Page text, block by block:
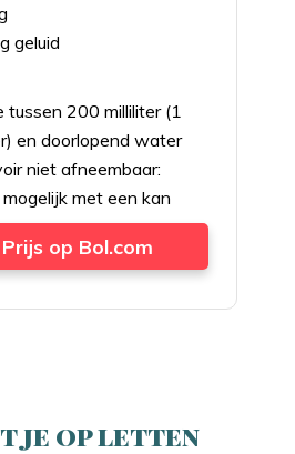
geluid
tussen 200 milliliter (1
en doorlopend water
niet afneembaar:
met een kan
op Bol.com
je op letten